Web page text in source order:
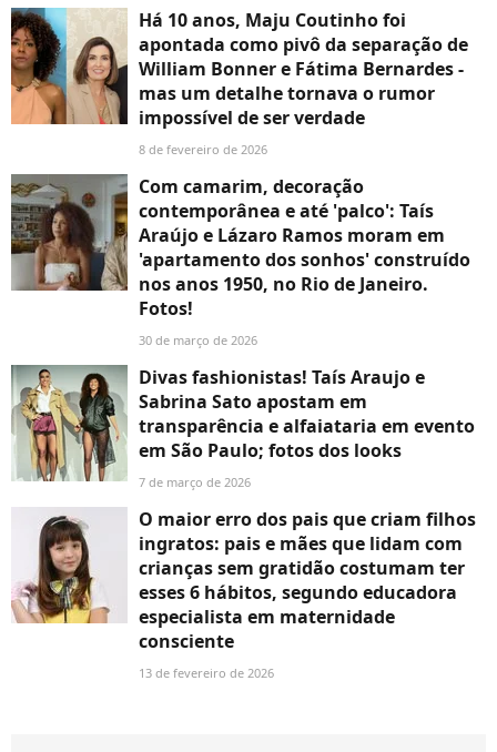
Há 10 anos, Maju Coutinho foi
apontada como pivô da separação de
William Bonner e Fátima Bernardes -
mas um detalhe tornava o rumor
impossível de ser verdade
8 de fevereiro de 2026
Com camarim, decoração
contemporânea e até 'palco': Taís
Araújo e Lázaro Ramos moram em
'apartamento dos sonhos' construído
nos anos 1950, no Rio de Janeiro.
Fotos!
30 de março de 2026
Divas fashionistas! Taís Araujo e
Sabrina Sato apostam em
transparência e alfaiataria em evento
em São Paulo; fotos dos looks
7 de março de 2026
O maior erro dos pais que criam filhos
ingratos: pais e mães que lidam com
crianças sem gratidão costumam ter
esses 6 hábitos, segundo educadora
especialista em maternidade
consciente
13 de fevereiro de 2026